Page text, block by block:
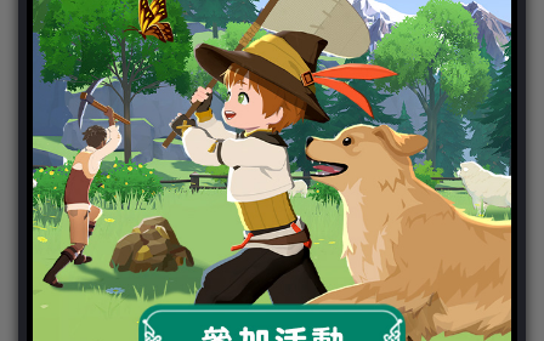
PC
PS VITA
PS3
PS4
PSP
Wii
Wiiu
XBOX ONE